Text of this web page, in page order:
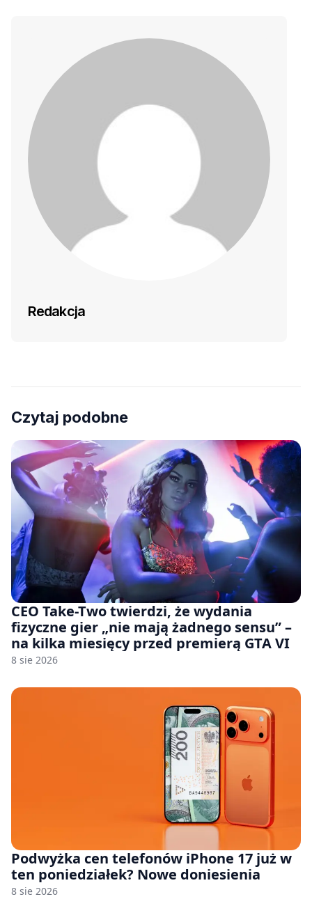
Redakcja
Czytaj podobne
CEO Take-Two twierdzi, że wydania
fizyczne gier „nie mają żadnego sensu” –
na kilka miesięcy przed premierą GTA VI
8 sie 2026
Podwyżka cen telefonów iPhone 17 już w
ten poniedziałek? Nowe doniesienia
8 sie 2026